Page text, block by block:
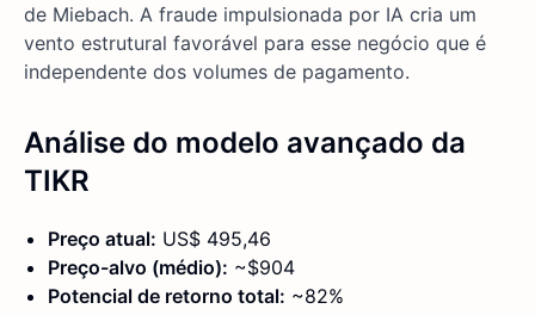
de Miebach. A fraude impulsionada por IA cria um
vento estrutural favorável para esse negócio que é
independente dos volumes de pagamento.
Análise do modelo avançado da
TIKR
Preço atual: US$ 495,46
Preço-alvo (médio): ~$904
Potencial de retorno total: ~82%